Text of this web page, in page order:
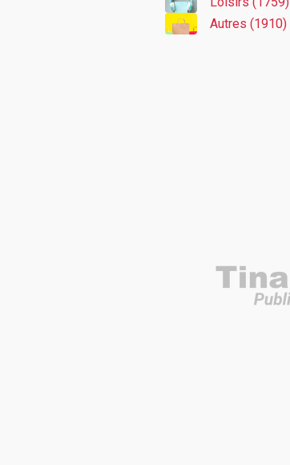
Autres (1910)